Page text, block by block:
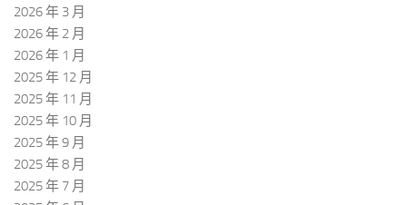
2026 年 3 月
2026 年 2 月
2026 年 1 月
2025 年 12 月
2025 年 11 月
2025 年 10 月
2025 年 9 月
2025 年 8 月
2025 年 7 月